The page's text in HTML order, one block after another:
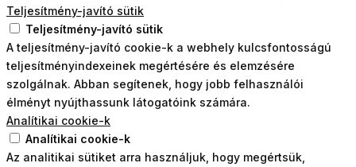
Teljesítmény-javító sütik
Teljesítmény-javító sütik
A teljesítmény-javító cookie-k a webhely kulcsfontosságú
teljesítményindexeinek megértésére és elemzésére
szolgálnak. Abban segítenek, hogy jobb felhasználói
élményt nyújthassunk látogatóink számára.
Analítikai cookie-k
Analítikai cookie-k
Az analitikai sütiket arra használjuk, hogy megértsük,